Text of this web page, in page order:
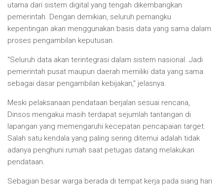
utama dari sistem digital yang tengah dikembangkan
pemerintah. Dengan demikian, seluruh pemangku
kepentingan akan menggunakan basis data yang sama dalam
proses pengambilan keputusan.
“Seluruh data akan terintegrasi dalam sistem nasional. Jadi
pemerintah pusat maupun daerah memiliki data yang sama
sebagai dasar pengambilan kebijakan,” jelasnya.
Meski pelaksanaan pendataan berjalan sesuai rencana,
Dinsos mengakui masih terdapat sejumlah tantangan di
lapangan yang memengaruhi kecepatan pencapaian target.
Salah satu kendala yang paling sering ditemui adalah tidak
adanya penghuni rumah saat petugas datang melakukan
pendataan.
Sebagian besar warga berada di tempat kerja pada siang hari